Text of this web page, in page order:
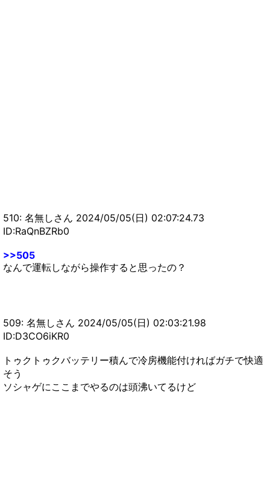
510: 名無しさん 2024/05/05(日) 02:07:24.73
ID:RaQnBZRb0
>>505
なんで運転しながら操作すると思ったの？
509: 名無しさん 2024/05/05(日) 02:03:21.98
ID:D3CO6iKR0
トゥクトゥクバッテリー積んで冷房機能付ければガチで快適
そう
ソシャゲにここまでやるのは頭沸いてるけど